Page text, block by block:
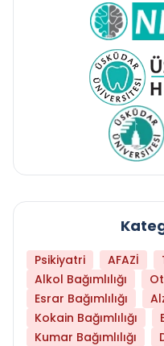
Psikiyatri AFAZİ
Alkol Bağımlılığı
Esrar Bağımlılığı
Kokain Bağımlılığı
Kumar Bağımlılığı